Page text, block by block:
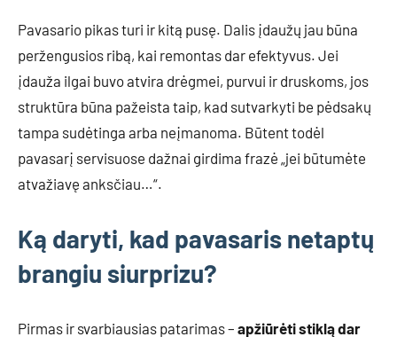
Pavasario pikas turi ir kitą pusę. Dalis įdaužų jau būna
peržengusios ribą, kai remontas dar efektyvus. Jei
įdauža ilgai buvo atvira drėgmei, purvui ir druskoms, jos
struktūra būna pažeista taip, kad sutvarkyti be pėdsakų
tampa sudėtinga arba neįmanoma. Būtent todėl
pavasarį servisuose dažnai girdima frazė „jei būtumėte
atvažiavę anksčiau…“.
Ką daryti, kad pavasaris netaptų
brangiu siurprizu?
Pirmas ir svarbiausias patarimas – apžiūrėti stiklą dar